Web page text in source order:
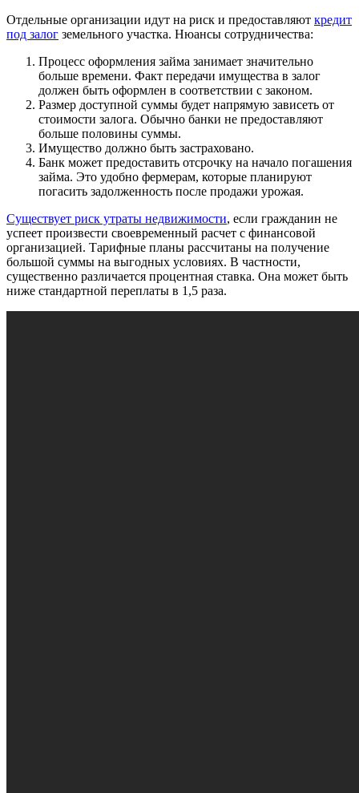
Отдельные организации идут на риск и предоставляют кредит
под залог земельного участка. Нюансы сотрудничества:
Процесс оформления займа занимает значительно
больше времени. Факт передачи имущества в залог
должен быть оформлен в соответствии с законом.
Размер доступной суммы будет напрямую зависеть от
стоимости залога. Обычно банки не предоставляют
больше половины суммы.
Имущество должно быть застраховано.
Банк может предоставить отсрочку на начало погашения
займа. Это удобно фермерам, которые планируют
погасить задолженность после продажи урожая.
Существует риск утраты недвижимости, если гражданин не
успеет произвести своевременный расчет с финансовой
организацией. Тарифные планы рассчитаны на получение
большой суммы на выгодных условиях. В частности,
существенно различается процентная ставка. Она может быть
ниже стандартной переплаты в 1,5 раза.